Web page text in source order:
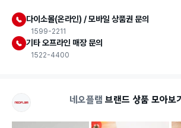
는 식품첨가물에 사용할 수 있는 식품용기
다이소몰(온라인) / 모바일 상품권 문의
1599-2211
기타 오프라인 매장 문의
1522-4400
네오플램 브랜드 상품 모아보